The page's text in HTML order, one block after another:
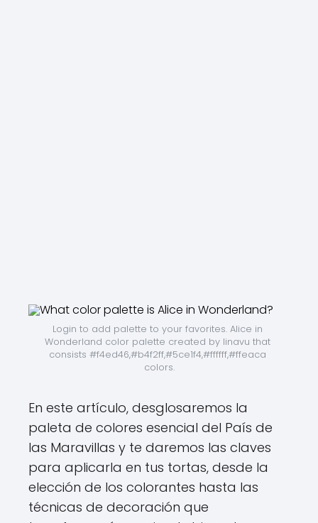
Login to add palette to your favorites. Alice in
Wonderland color palette created by linavu that
consists #f4ed46,#b4f2ff,#5ce1f4,#ffffff,#ffeaca
colors.
En este artículo, desglosaremos la
paleta de colores esencial del País de
las Maravillas y te daremos las claves
para aplicarla en tus tortas, desde la
elección de los colorantes hasta las
técnicas de decoración que